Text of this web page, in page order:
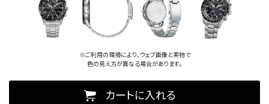
※ご利用の環境により、ウェブ画像と実物で
色の見え方が異なる場合があります。
カートに入れる